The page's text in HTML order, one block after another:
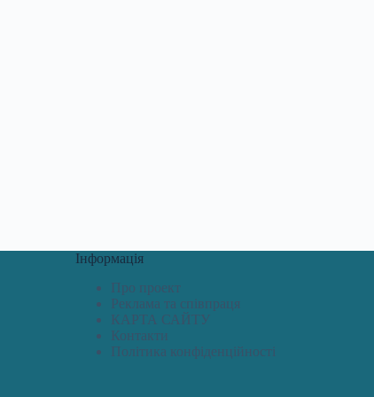
Інформація
Про проект
Реклама та співпраця
КАРТА САЙТУ
Контакти
Політика конфіденційності